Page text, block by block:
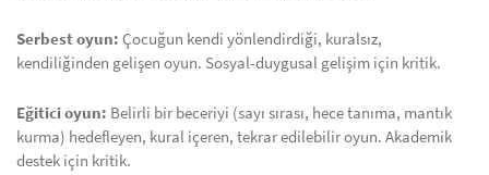
Serbest oyun: Çocuğun kendi yönlendirdiği, kuralsız,
kendiliğinden gelişen oyun. Sosyal-duygusal gelişim için kritik.
Eğitici oyun: Belirli bir beceriyi (sayı sırası, hece tanıma, mantık
kurma) hedefleyen, kural içeren, tekrar edilebilir oyun. Akademik
destek için kritik.